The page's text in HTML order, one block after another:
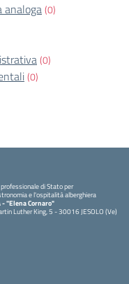
analoga(0)
(0)
(0)
di Stato per
e l'ospitalità alberghiera
- ''Elena Cornaro"
Luther King, 5 - 30016 JESOLO (Ve)
la pagina iniziale della scuola